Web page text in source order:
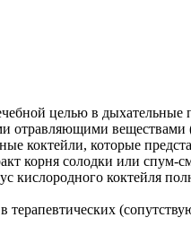
целью в
отравляющими веществами
коктейли, которые
корня солодки или спум-
коктейля